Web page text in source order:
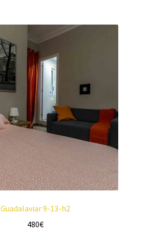
Guadalaviar 9-13-h2
480€